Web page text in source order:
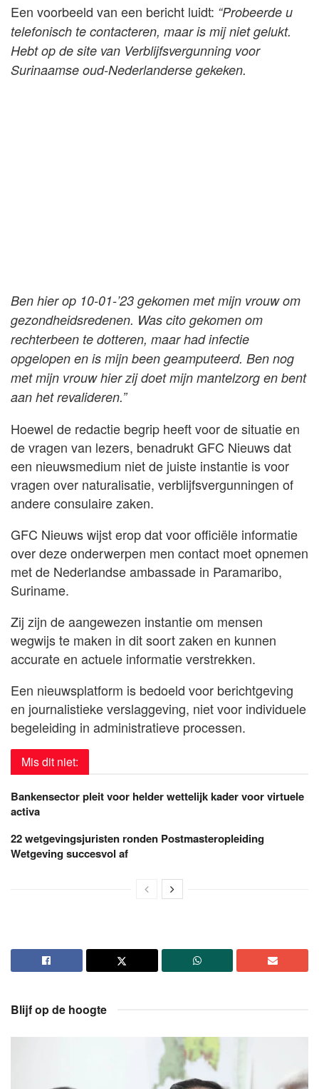
Een voorbeeld van een bericht luidt: “Probeerde u
telefonisch te contacteren, maar is mij niet gelukt.
Hebt op de site van Verblijfsvergunning voor
Surinaamse oud-Nederlanderse gekeken.
Ben hier op 10-01-’23 gekomen met mijn vrouw om
gezondheidsredenen. Was cito gekomen om
rechterbeen te dotteren, maar had infectie
opgelopen en is mijn been geamputeerd. Ben nog
met mijn vrouw hier zij doet mijn mantelzorg en bent
aan het revalideren.”
Hoewel de redactie begrip heeft voor de situatie en
de vragen van lezers, benadrukt GFC Nieuws dat
een nieuwsmedium niet de juiste instantie is voor
vragen over naturalisatie, verblijfsvergunningen of
andere consulaire zaken.
GFC Nieuws wijst erop dat voor officiële informatie
over deze onderwerpen men contact moet opnemen
met de Nederlandse ambassade in Paramaribo,
Suriname.
Zij zijn de aangewezen instantie om mensen
wegwijs te maken in dit soort zaken en kunnen
accurate en actuele informatie verstrekken.
Een nieuwsplatform is bedoeld voor berichtgeving
en journalistieke verslaggeving, niet voor individuele
begeleiding in administratieve processen.
Mis dit niet:
Bankensector pleit voor helder wettelijk kader voor virtuele
activa
22 wetgevingsjuristen ronden Postmasteropleiding
Wetgeving succesvol af
Blijf op de hoogte